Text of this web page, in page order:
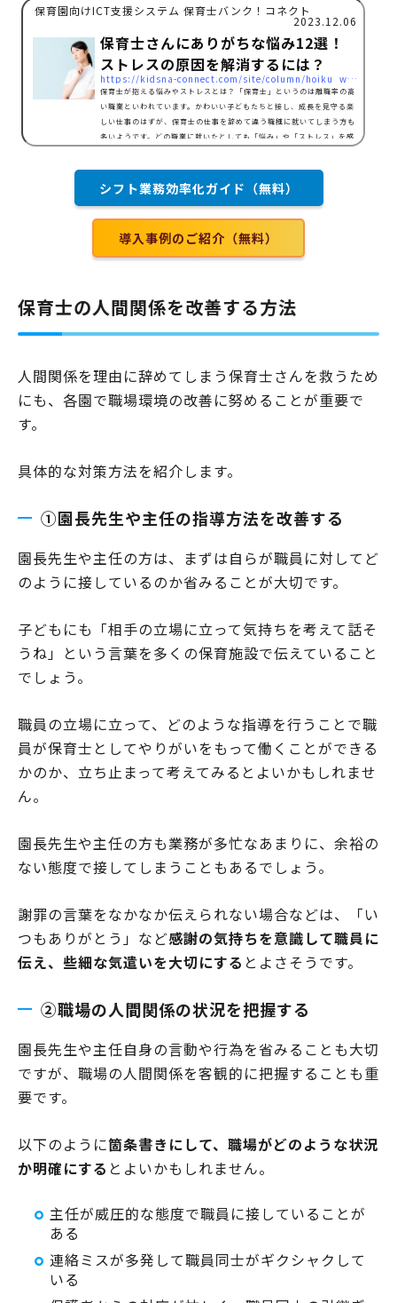
保育園向けICT支援システム 保育士バンク！コネクト
2023.12.06
保育士さんにありがちな悩み12選！
ストレスの原因を解消するには？
https://kidsna-connect.com/site/column/hoiku_workstyle/3561
保育士が抱える悩みやストレスとは？「保育士」というのは離職率の高
い職業といわれています。かわいい子どもたちと接し、成長を見守る楽
しい仕事のはずが、保育士の仕事を辞めて違う職種に就いてしまう方も
多いようです。どの職業に就いたとしても「悩み」や「ストレス」を感
に、子どもへの接し方がわからない職員同士の雰囲気が悪い園長と信頼
関係を築けない保護者とのトラブルが辛い給料が安い…
シフト業務効率化ガイド（無料）
導入事例のご紹介（無料）
保育士の人間関係を改善する方法
人間関係を理由に辞めてしまう保育士さんを救うため
にも、各園で職場環境の改善に努めることが重要で
す。
具体的な対策方法を紹介します。
①園長先生や主任の指導方法を改善する
園長先生や主任の方は、まずは自らが職員に対してど
のように接しているのか省みることが大切です。
子どもにも「相手の立場に立って気持ちを考えて話そ
うね」という言葉を多くの保育施設で伝えていること
でしょう。
職員の立場に立って、どのような指導を行うことで職
員が保育士としてやりがいをもって働くことができる
かのか、立ち止まって考えてみるとよいかもしれませ
ん。
園長先生や主任の方も業務が多忙なあまりに、余裕の
ない態度で接してしまうこともあるでしょう。
謝罪の言葉をなかなか伝えられない場合などは、「い
つもありがとう」など感謝の気持ちを意識して職員に
伝え、些細な気遣いを大切にする とよさそうです。
②職場の人間関係の状況を把握する
園長先生や主任自身の言動や行為を省みることも大切
ですが、職場の人間関係を客観的に把握することも重
要です。
以下のように箇条書きにして、職場がどのような状況
か明確にする とよいかもしれません。
主任が威圧的な態度で職員に接していることが
ある
連絡ミスが多発して職員同士がギクシャクして
いる